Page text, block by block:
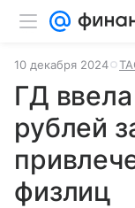
10 декабря 2024
ГД
рублей
физлиц